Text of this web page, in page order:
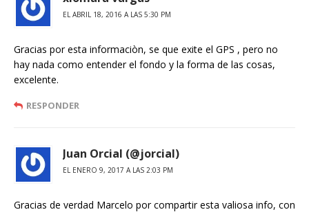
EL ABRIL 18, 2016 A LAS 5:30 PM
Gracias por esta informaciòn, se que exite el GPS , pero no
hay nada como entender el fondo y la forma de las cosas,
excelente.
RESPONDER
Juan Orcial (@jorcial)
EL ENERO 9, 2017 A LAS 2:03 PM
Gracias de verdad Marcelo por compartir esta valiosa info, con